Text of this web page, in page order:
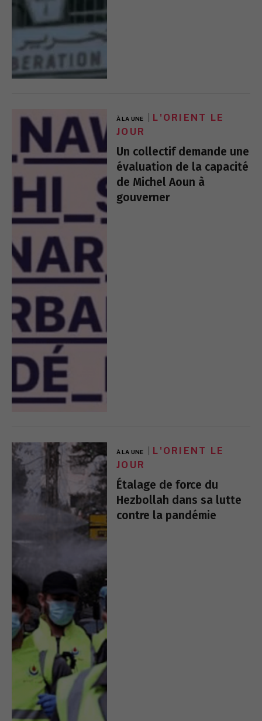
À LA UNE
L'ORIENT LE
JOUR
Un collectif demande une
évaluation de la capacité
de Michel Aoun à
gouverner
À LA UNE
L'ORIENT LE
JOUR
Étalage de force du
Hezbollah dans sa lutte
contre la pandémie